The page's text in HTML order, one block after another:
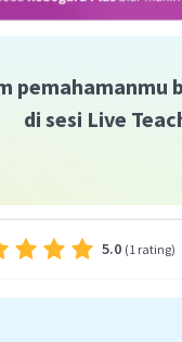
menetapkan
langkah yang
jawaban yang
pemahamanmu
di sesi Live
5.0 (1 rating)